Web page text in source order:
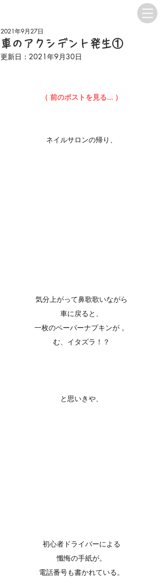
車のアクシデント発生①
2021年9月27日
更新日： 2021年9月30日
（ 前のポストを見る... ）
ネイルサロンの帰り、
気分上がって鼻歌歌いながら
車に戻ると、
一枚のペーパーナプキンが 。
む、イタズラ！？
と思いきや、
初心者ドライバーによる
懺悔の手紙が。
電話番号も書かれている。